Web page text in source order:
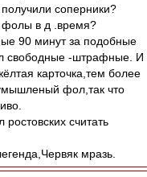
соперники?
фолы в д .время?
90 минут за подобные
свободные -штрафные. И
карточка,тем более
фол,так что
считать
мразь.